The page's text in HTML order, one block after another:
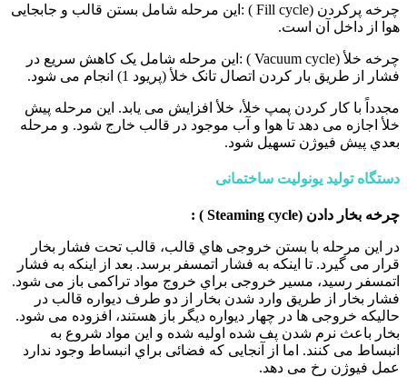
چرخه پرکردن (Fill cycle ) :این مرحله شامل بستن قالب و جابجایی
هوا از داخل آن است.
چرخه خلأ (Vacuum cycle ) :این مرحله شامل یک کاهش سریع در
فشار از طریق بار کردن اتصال تانک خلأ (پریود 1) انجام می شود.
مجدداً با کار کردن پمپ خلأ، خلأ افزایش می یابد. این مرحله پیش
خلأ اجازه می دهد تا هوا و آب موجود در قالب خارج شود. و مرحله
بعدي پیش فیوژن تسهیل شود.
دستگاه تولید یونولیت ساختمانی
چرخه بخار دادن (Steaming cycle ) :
در این مرحله با بستن خروجی هاي قالب، قالب تحت فشار بخار
قرار می گیرد. تا اینکه به فشار اتمسفر برسد. بعد از اینکه به فشار
اتمسفر رسید، مسیر خروجی براي خروج مواد تراکمی باز می شود.
فشار بخار از طریق وارد شدن بخار از دو طرف دیواره قالب در
حالیکه خروجی ها در چهار دیواره دیگر باز هستند، افزوده می شود.
بخار باعث نرم شدن پف شده اولیه شده و این مواد شروع به
انبساط می کنند. اما از آنجایی که فضائی براي انبساط وجود ندارد
عمل فیوژن رخ می دهد.